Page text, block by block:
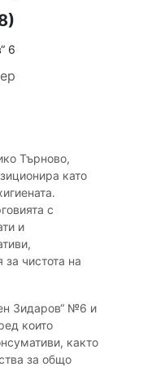
6
Търново,
като
с
и
чистота на
Зидаров“ №6 и
които
както
за общо